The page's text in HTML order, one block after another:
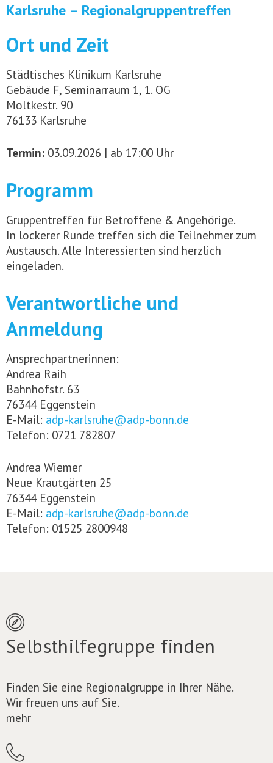
Karlsruhe – Regionalgruppentreffen
Ort und Zeit
Städtisches Klinikum Karlsruhe
Gebäude F, Seminarraum 1, 1. OG
Moltkestr. 90
76133 Karlsruhe
Termin: 03.09.2026 | ab 17:00 Uhr
Programm
Gruppentreffen für Betroffene & Angehörige.
In lockerer Runde treffen sich die Teilnehmer zum
Austausch. Alle Interessierten sind herzlich
eingeladen.
Verantwortliche und
Anmeldung
Ansprechpartnerinnen:
Andrea Raih
Bahnhofstr. 63
76344 Eggenstein
E-Mail: adp-karlsruhe@adp-bonn.de
Telefon: 0721 782807
Andrea Wiemer
Neue Krautgärten 25
76344 Eggenstein
E-Mail: adp-karlsruhe@adp-bonn.de
Telefon: 01525 2800948
Selbsthilfegruppe finden
Finden Sie eine Regionalgruppe in Ihrer Nähe.
Wir freuen uns auf Sie.
mehr